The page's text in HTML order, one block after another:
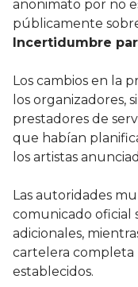
anonimato por no
públicamente
Incertidumbre
Los cambios en la
los organizadores,
prestadores de
que habían
los artistas
Las autoridades
comunicado oficial
adicionales,
cartelera completa
establecidos.